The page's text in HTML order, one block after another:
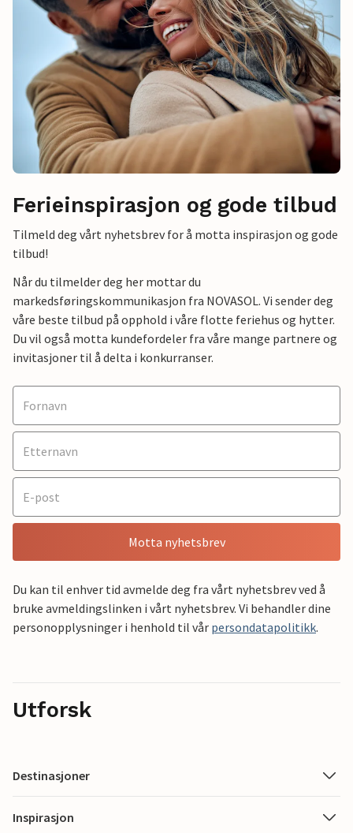
Ferieinspirasjon og gode tilbud
Tilmeld deg vårt nyhetsbrev for å motta inspirasjon og gode
tilbud!
Når du tilmelder deg her mottar du
markedsføringskommunikasjon fra NOVASOL. Vi sender deg
våre beste tilbud på opphold i våre flotte feriehus og hytter.
Du vil også motta kundefordeler fra våre mange partnere og
invitasjoner til å delta i konkurranser.
Motta nyhetsbrev
Du kan til enhver tid avmelde deg fra vårt nyhetsbrev ved å
bruke avmeldingslinken i vårt nyhetsbrev. Vi behandler dine
personopplysninger i henhold til vår persondatapolitikk.
Utforsk
Destinasjoner
Inspirasjon